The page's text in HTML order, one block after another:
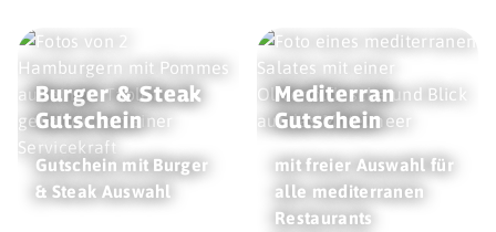
Burger & Steak
Gutschein
Gutschein mit Burger
& Steak Auswahl
Mediterran
Gutschein
mit freier Auswahl für
alle mediterranen
Restaurants